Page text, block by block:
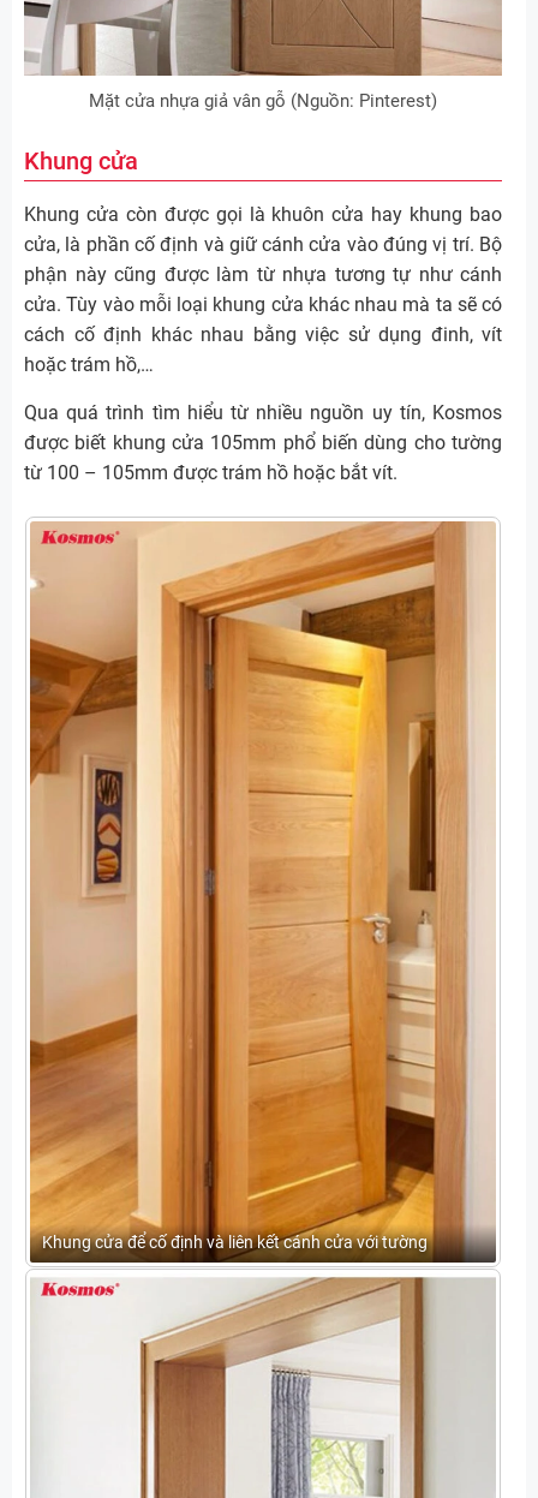
Mặt cửa nhựa giả vân gỗ (Nguồn: Pinterest)
Khung cửa
Khung cửa còn được gọi là khuôn cửa hay khung bao
cửa, là phần cố định và giữ cánh cửa vào đúng vị trí. Bộ
phận này cũng được làm từ nhựa tương tự như cánh
cửa. Tùy vào mỗi loại khung cửa khác nhau mà ta sẽ có
cách cố định khác nhau bằng việc sử dụng đinh, vít
hoặc trám hồ,…
Qua quá trình tìm hiểu từ nhiều nguồn uy tín, Kosmos
được biết khung cửa 105mm phổ biến dùng cho tường
từ 100 – 105mm được trám hồ hoặc bắt vít.
Khung cửa để cố định và liên kết cánh cửa với tường